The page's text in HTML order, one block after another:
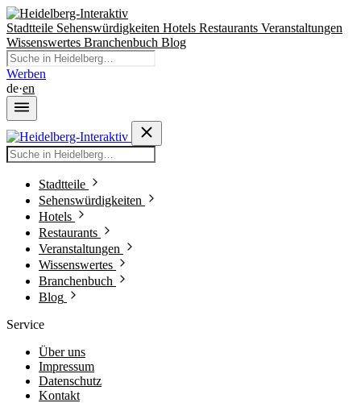
Stadtteile Sehenswürdigkeiten Hotels Restaurants Veranstaltungen
Wissenswertes Branchenbuch Blog
Werben
de·en
Stadtteile
Sehenswürdigkeiten
Hotels
Restaurants
Veranstaltungen
Wissenswertes
Branchenbuch
Blog
Service
Über uns
Impressum
Datenschutz
Kontakt